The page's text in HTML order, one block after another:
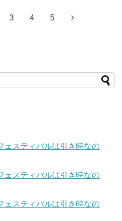
3 4 5
ェスティバルは引き時なの
ェスティバルは引き時なの
ェスティバルは引き時なの